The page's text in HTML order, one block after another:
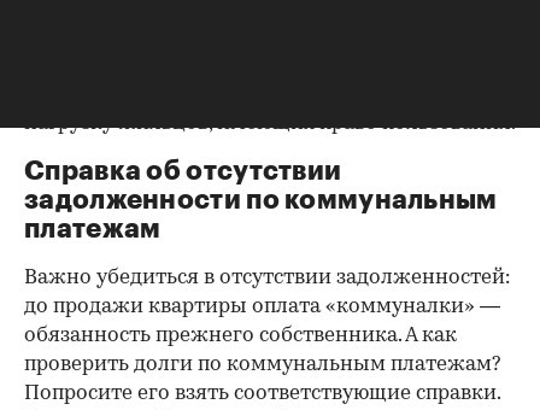
нагрузку жильцов, имеющих право пользования.
Справка об отсутствии
задолженности по коммунальным
платежам
Важно убедиться в отсутствии задолженностей:
до продажи квартиры оплата «коммуналки» —
обязанность прежнего собственника. А как
проверить долги по коммунальным платежам?
Попросите его взять соответствующие справки.